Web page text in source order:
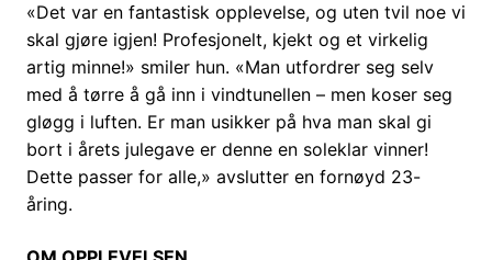
«Det var en fantastisk opplevelse, og uten tvil noe vi
skal gjøre igjen! Profesjonelt, kjekt og et virkelig
artig minne!» smiler hun. «Man utfordrer seg selv
med å tørre å gå inn i vindtunellen – men koser seg
gløgg i luften. Er man usikker på hva man skal gi
bort i årets julegave er denne en soleklar vinner!
Dette passer for alle,» avslutter en fornøyd 23-
åring.